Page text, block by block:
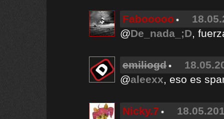
Fabooooo
@De_nada_;D,
emiliogd
@aleexx, eso es
Nicky.7